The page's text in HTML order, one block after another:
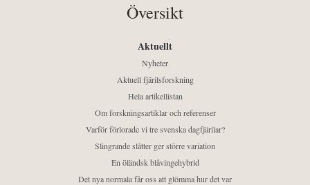
Översikt
Aktuellt
Nyheter
Aktuell fjärilsforskning
Hela artikellistan
Om forskningsartiklar och referenser
Varför förlorade vi tre svenska dagfjärilar?
Slingrande slåtter ger större variation
En öländsk blåvingehybrid
Det nya normala får oss att glömma hur det var